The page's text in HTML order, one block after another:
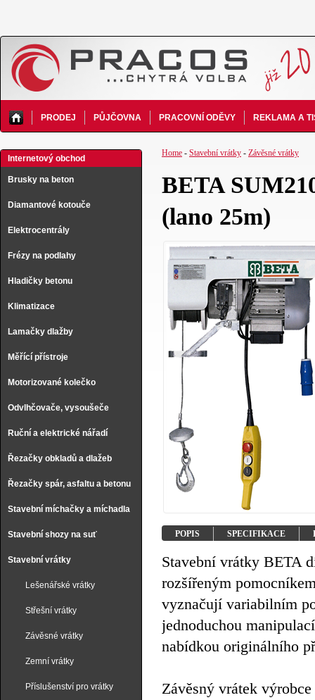
PRODEJ PŮJČOVNA PRACOVNÍ ODĚVY REKLAMA A
Internetový obchod
Brusky na beton
Diamantové kotouče
Elektrocentrály
Frézy na podlahy
Hladičky betonu
Klimatizace
Lamačky dlažby
Měřící přístroje
Motorizované kolečko
Odvlhčovače, vysoušeče
Ruční a elektrické nářadí
Řezačky obkladů a dlažeb
Řezačky spár, asfaltu a betonu
Stavební míchačky a míchadla
Stavební shozy na suť
Stavební vrátky
Lešenářské vrátky
Střešní vrátky
Závěsné vrátky
Zemní vrátky
Příslušenství pro vrátky
Home - Stavební vrátky - Závěsné vrátky
BETA
(lano 25m)
POPIS SPECIFIKACE
Stavební vrátky BETA
rozšířeným
vyznačují variabilním
jednoduchou
nabídkou originálního
Závěsný vrátek